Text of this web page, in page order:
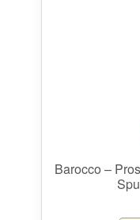
Barocco –